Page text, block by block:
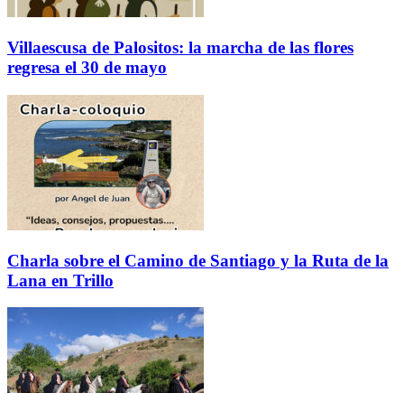
Villaescusa de Palositos: la marcha de las flores
regresa el 30 de mayo
Charla sobre el Camino de Santiago y la Ruta de la
Lana en Trillo